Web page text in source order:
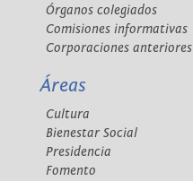
Órganos colegiados
Comisiones informativas
Corporaciones anteriores
Áreas
Cultura
Bienestar Social
Presidencia
Fomento